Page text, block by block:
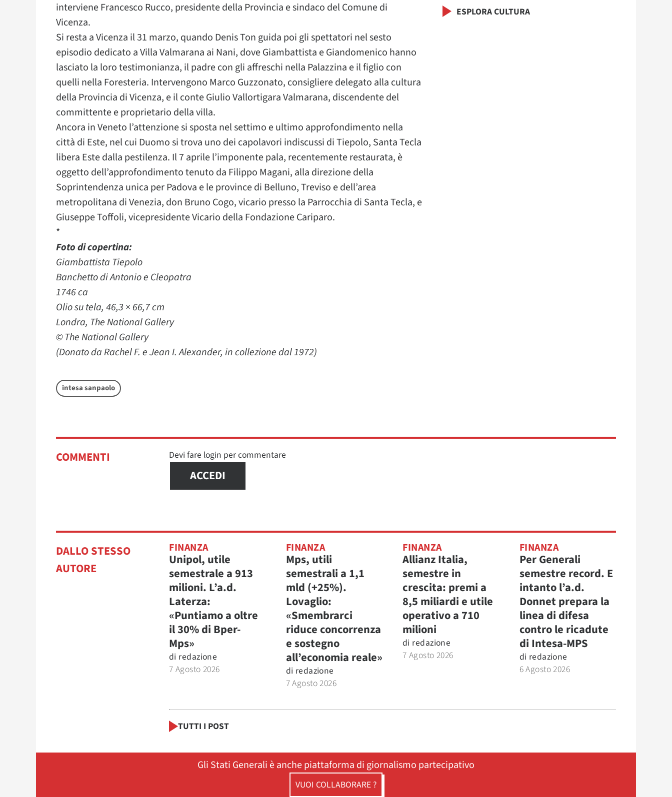
interviene Francesco Rucco, presidente della Provincia e sindaco del Comune di
Vicenza.
Si resta a Vicenza il 31 marzo, quando Denis Ton guida poi gli spettatori nel sesto
episodio dedicato a Villa Valmarana ai Nani, dove Giambattista e Giandomenico hanno
lasciato la loro testimonianza, il padre con gli affreschi nella Palazzina e il figlio con
quelli nella Foresteria. Intervengono Marco Guzzonato, consigliere delegato alla cultura
della Provincia di Vicenza, e il conte Giulio Vallortigara Valmarana, discendente del
committente e proprietario della villa.
Ancora in Veneto l’attenzione si sposta nel settimo e ultimo approfondimento nella
città di Este, nel cui Duomo si trova uno dei capolavori indiscussi di Tiepolo, Santa Tecla
libera Este dalla pestilenza. Il 7 aprile l’imponente pala, recentemente restaurata, è
oggetto dell’approfondimento tenuto da Filippo Magani, alla direzione della
Soprintendenza unica per Padova e le province di Belluno, Treviso e dell’area
metropolitana di Venezia, don Bruno Cogo, vicario presso la Parrocchia di Santa Tecla, e
Giuseppe Toffoli, vicepresidente Vicario della Fondazione Cariparo.
*
Foto di copertina:
Giambattista Tiepolo
Banchetto di Antonio e Cleopatra
1746 ca
Olio su tela, 46,3 × 66,7 cm
Londra, The National Gallery
© The National Gallery
(Donato da Rachel F. e Jean I. Alexander, in collezione dal 1972)
intesa sanpaolo
ESPLORA CULTURA
COMMENTI Devi fare login per commentare
ACCEDI
DALLO STESSO
AUTORE
FINANZA
Unipol, utile
semestrale a 913
milioni. L’a.d.
Laterza:
«Puntiamo a oltre
il 30% di Bper-
Mps»
di redazione
7 Agosto 2026
FINANZA
Mps, utili
semestrali a 1,1
mld (+25%).
Lovaglio:
«Smembrarci
riduce concorrenza
e sostegno
all’economia reale»
di redazione
7 Agosto 2026
FINANZA
Allianz Italia,
semestre in
crescita: premi a
8,5 miliardi e utile
operativo a 710
milioni
di redazione
7 Agosto 2026
FINANZA
Per Generali
semestre record. E
intanto l’a.d.
Donnet prepara la
linea di difesa
contro le ricadute
di Intesa-MPS
di redazione
6 Agosto 2026
TUTTI I POST
Gli Stati Generali è anche piattaforma di giornalismo partecipativo
VUOI COLLABORARE ?